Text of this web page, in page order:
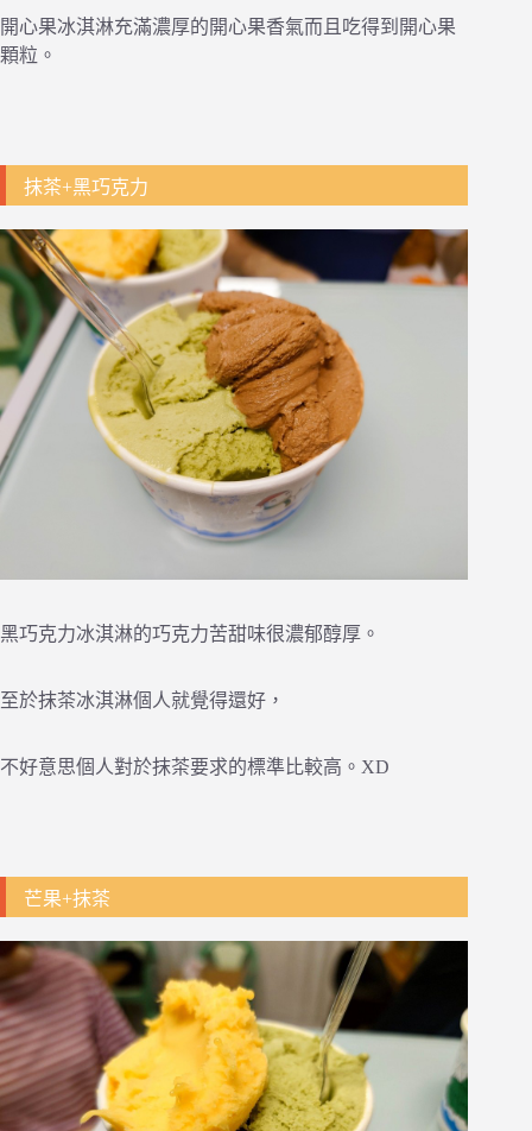
開心果冰淇淋充滿濃厚的開心果香氣而且吃得到開心果
顆粒。
抹茶+黑巧克力
黑巧克力冰淇淋的巧克力苦甜味很濃郁醇厚。
至於抹茶冰淇淋個人就覺得還好，
不好意思個人對於抹茶要求的標準比較高。XD
芒果+抹茶